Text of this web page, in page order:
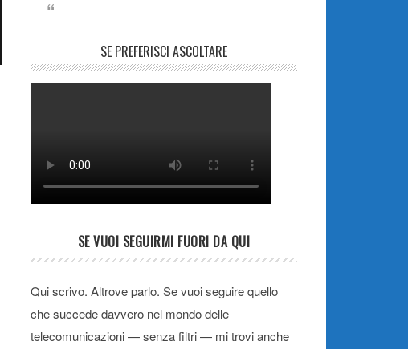
SE PREFERISCI ASCOLTARE
SE VUOI SEGUIRMI FUORI DA QUI
Qui scrivo. Altrove parlo. Se vuoi seguire quello
che succede davvero nel mondo delle
telecomunicazioni — senza filtri — mi trovi anche